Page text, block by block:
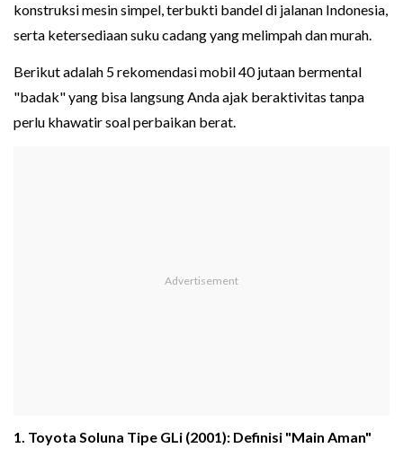
konstruksi mesin simpel, terbukti bandel di jalanan Indonesia,
serta ketersediaan suku cadang yang melimpah dan murah.
Berikut adalah 5 rekomendasi mobil 40 jutaan bermental
"badak" yang bisa langsung Anda ajak beraktivitas tanpa
perlu khawatir soal perbaikan berat.
1. Toyota Soluna Tipe GLi (2001): Definisi "Main Aman"